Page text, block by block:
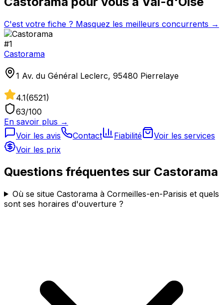
C'est votre fiche ? Masquez les meilleurs concurrents →
#1
Castorama
1 Av. du Général Leclerc, 95480 Pierrelaye
4.1(6521)
63/100
En savoir plus →
Voir les avis
Contact Fiabilité
Voir les services
Voir les prix
Questions fréquentes sur Castorama
Où se situe Castorama à Cormeilles-en-Parisis et quels
sont ses horaires d'ouverture ?